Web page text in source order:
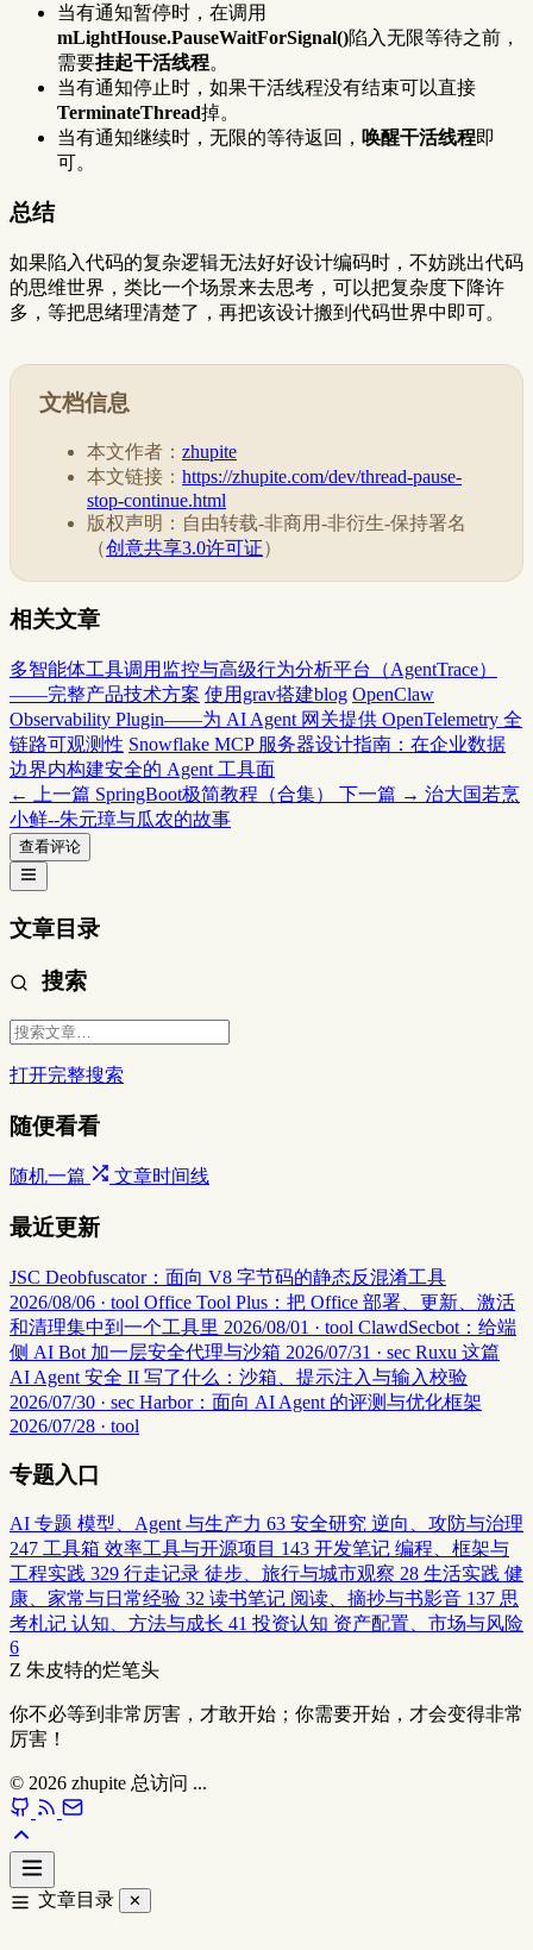
当有通知暂停时，在调用
mLightHouse.PauseWaitForSignal()陷入无限等待之前，
需要挂起干活线程。
当有通知停止时，如果干活线程没有结束可以直接
TerminateThread掉。
当有通知继续时，无限的等待返回， 唤醒干活线程即
可。
总结
如果陷入代码的复杂逻辑无法好好设计编码时，不妨跳出代码
的思维世界，类比一个场景来去思考，可以把复杂度下降许
多，等把思绪理清楚了，再把该设计搬到代码世界中即可。
文档信息
本文作者： zhupite
本文链接： https://zhupite.com/dev/thread-pause-
stop-continue.html
版权声明：自由转载-非商用-非衍生-保持署名
（创意共享3.0许可证）
相关文章
多智能体工具调用监控与高级行为分析平台（AgentTrace）
——完整产品技术方案 使用grav搭建blog OpenClaw
Observability Plugin——为 AI Agent 网关提供 OpenTelemetry 全
链路可观测性 Snowflake MCP 服务器设计指南：在企业数据
边界内构建安全的 Agent 工具面
← 上一篇 SpringBoot极简教程（合集） 下一篇 → 治大国若烹
小鲜--朱元璋与瓜农的故事
查看评论
文章目录
搜索
打开完整搜索
随便看看
随机一篇 文章时间线
最近更新
JSC Deobfuscator：面向 V8 字节码的静态反混淆工具
2026/08/06 · tool Office Tool Plus：把 Office 部署、更新、激活
和清理集中到一个工具里 2026/08/01 · tool ClawdSecbot：给端
侧 AI Bot 加一层安全代理与沙箱 2026/07/31 · sec Ruxu 这篇
AI Agent 安全 II 写了什么：沙箱、提示注入与输入校验
2026/07/30 · sec Harbor：面向 AI Agent 的评测与优化框架
2026/07/28 · tool
专题入口
AI 专题 模型、Agent 与生产力 63 安全研究 逆向、攻防与治理
247 工具箱 效率工具与开源项目 143 开发笔记 编程、框架与
工程实践 329 行走记录 徒步、旅行与城市观察 28 生活实践 健
康、家常与日常经验 32 读书笔记 阅读、摘抄与书影音 137 思
考札记 认知、方法与成长 41 投资认知 资产配置、市场与风险
6
Z 朱皮特的烂笔头
你不必等到非常厉害，才敢开始；你需要开始，才会变得非常
厉害！
© 2026 zhupite 总访问 ...
文章目录 ✕